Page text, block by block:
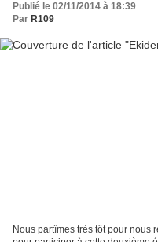
Publié le 02/11/2014 à 18:39
Par R109
Nous partîmes très tôt pour nous